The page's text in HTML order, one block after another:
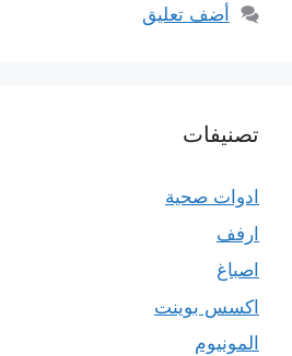
أضف تعليق
تصنيفات
ادوات صحية
ارفف
اصباغ
اكسس بوينت
المونيوم